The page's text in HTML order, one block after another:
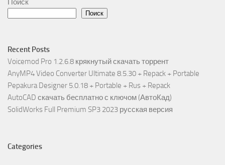
Поиск
Поиск
Recent Posts
Voicemod Pro 1.2.6.8 крякнутый скачать торрент
AnyMP4 Video Converter Ultimate 8.5.30 + Repack + Portable
Pepakura Designer 5.0.18 + Portable + Rus + Repack
AutoCAD скачать бесплатно с ключом (АвтоКад)
SolidWorks Full Premium SP3 2023 русская версия
Categories